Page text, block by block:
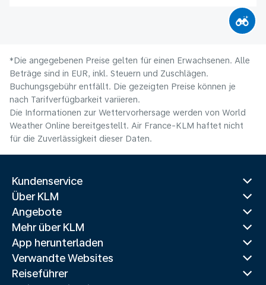
*Die angegebenen Preise gelten für einen Erwachsenen. Alle
Beträge sind in EUR, inkl. Steuern und Zuschlägen.
Buchungsgebühr entfällt. Die gezeigten Preise können je
nach Tarifverfügbarkeit variieren.
Die Informationen zur Wettervorhersage werden von World
Weather Online bereitgestellt. Air France-KLM haftet nicht
für die Zuverlässigkeit dieser Daten.
Kundenservice
Über KLM
Angebote
Mehr über KLM
App herunterladen
Verwandte Websites
Reiseführer